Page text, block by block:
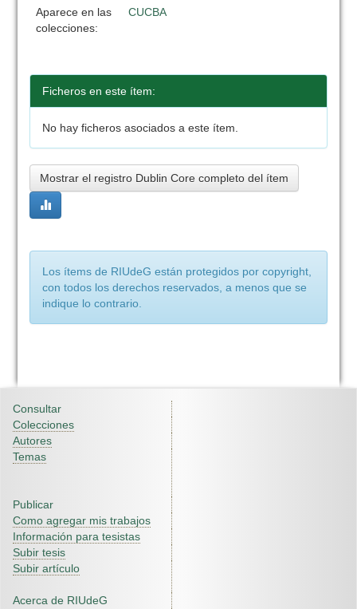
Aparece en las
colecciones:
CUCBA
Ficheros en este ítem:
No hay ficheros asociados a este ítem.
Mostrar el registro Dublin Core completo del ítem
Los ítems de RIUdeG están protegidos por copyright,
con todos los derechos reservados, a menos que se
indique lo contrario.
Consultar
Colecciones
Autores
Temas
Publicar
Como agregar mis trabajos
Información para tesistas
Subir tesis
Subir artículo
Acerca de RIUdeG